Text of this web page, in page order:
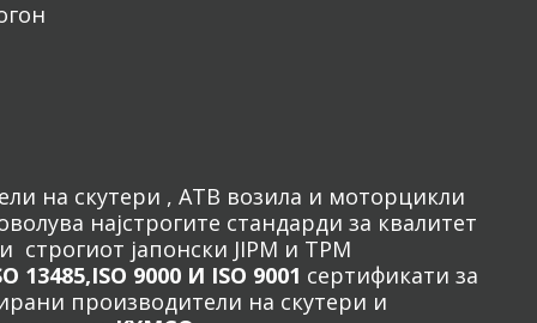
на скутери , АТВ возила и моторцикли
најстрогите стандарди за квалитет
јапонски JIPM и TPM
13485,ISO 9000 И ISO 9001 сертификати за
производители на скутери и